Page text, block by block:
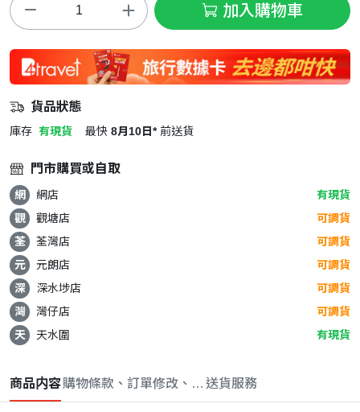
加入購物車
貨品狀態
庫存 有現貨 最快 8月10日* 前送貨
門市購買或自取
網 網店
有現貨
觀
觀塘店
可調貨
荃
荃灣店
可調貨
元
元朗店
可調貨
深
深水埗店
可調貨
灣
灣仔店
可調貨
天
天水圍 有現貨
商品内容購物條款、訂單修改、取消與退款政策
送貨服務